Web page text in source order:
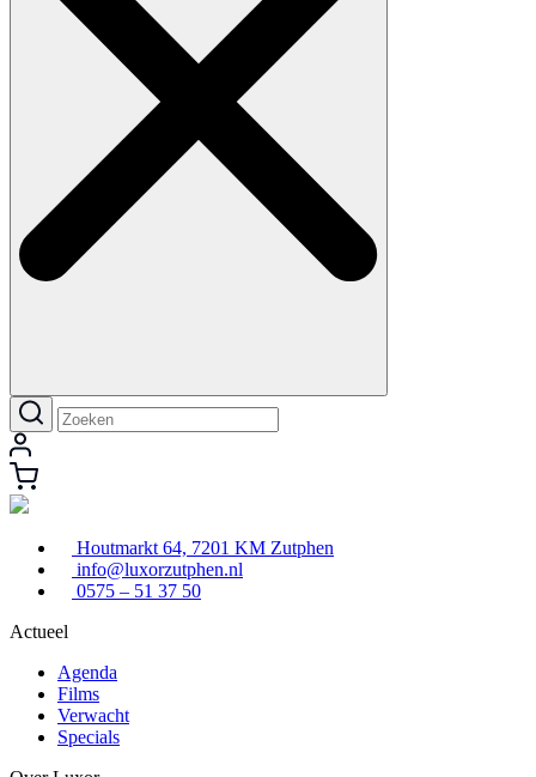
Houtmarkt 64, 7201 KM Zutphen
info@luxorzutphen.nl
0575 – 51 37 50
Actueel
Agenda
Films
Verwacht
Specials